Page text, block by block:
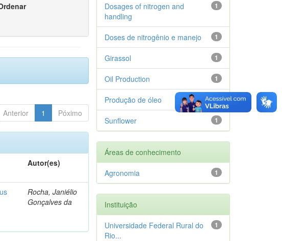
Anterior 1 Póximo
Autor(es)
Rocha, Janiélio
Gonçalves da
1
Dosages of nitrogen and
handling
1
Doses de nitrogênio e manejo
1
Girassol
1
Oil Production
1
Produção de óleo
1
Sunflower
Áreas de conhecimento
1
Agronomia
Instituição
1
Universidade Federal Rural do
Rio...